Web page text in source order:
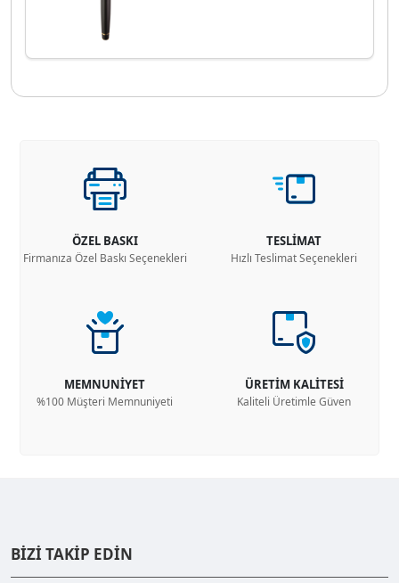
ÖZEL BASKI
Firmanıza Özel Baskı Seçenekleri
TESLİMAT
Hızlı Teslimat Seçenekleri
MEMNUNİYET
%100 Müşteri Memnuniyeti
ÜRETİM KALİTESİ
Kaliteli Üretimle Güven
BİZİ TAKİP EDİN